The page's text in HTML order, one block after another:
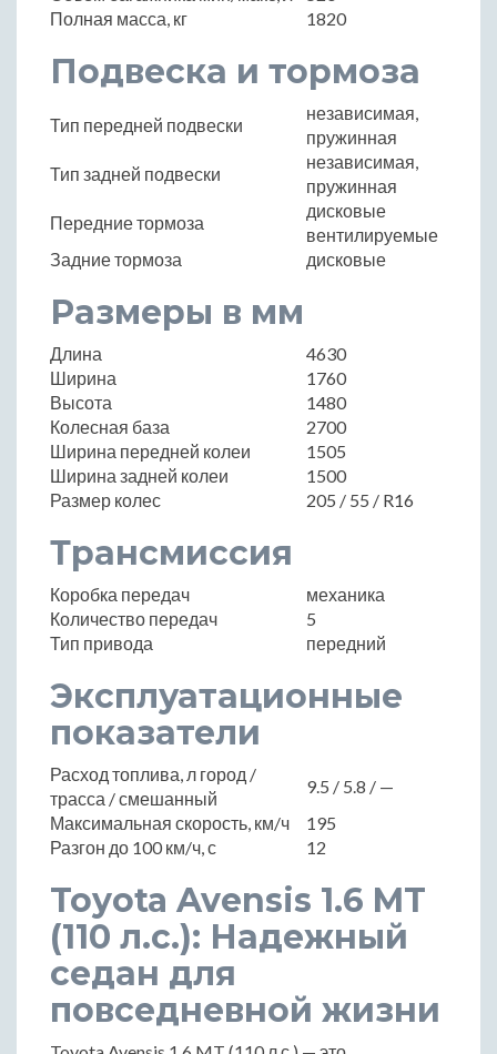
Полная масса, кг
1820
Подвеска и тормоза
Тип передней подвески
независимая,
пружинная
Тип задней подвески
независимая,
пружинная
Передние тормоза
дисковые
вентилируемые
Задние тормоза
дисковые
Размеры в мм
Длина
4630
Ширина
1760
Высота
1480
Колесная база
2700
Ширина передней колеи
1505
Ширина задней колеи
1500
Размер колес
205 / 55 / R16
Трансмиссия
Коробка передач
механика
Количество передач
5
Тип привода
передний
Эксплуатационные
показатели
Расход топлива, л город /
трасса / смешанный
9.5 / 5.8 / —
Максимальная скорость, км/ч
195
Разгон до 100 км/ч, с
12
Toyota Avensis 1.6 MT
(110 л.с.): Надежный
седан для
повседневной жизни